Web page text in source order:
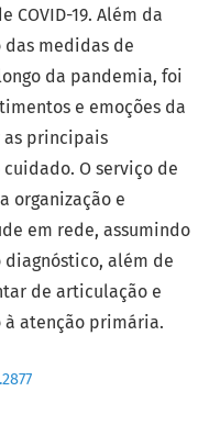
19. Além da
medidas de
da pandemia, foi
e emoções da
principais
O serviço de
organização e
em rede, assumindo
além de
de articulação e
atenção primária.